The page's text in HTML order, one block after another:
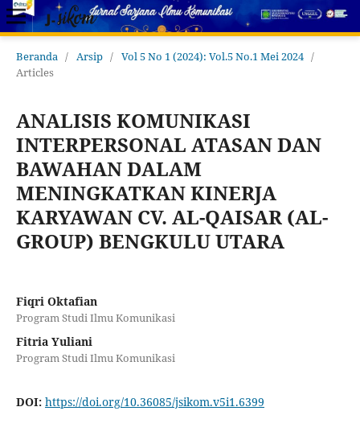
Beranda / Arsip / Vol 5 No 1 (2024): Vol.5 No.1 Mei 2024 /
Articles
ANALISIS KOMUNIKASI
INTERPERSONAL ATASAN DAN
BAWAHAN DALAM
MENINGKATKAN KINERJA
KARYAWAN CV. AL-QAISAR (AL-
GROUP) BENGKULU UTARA
Fiqri Oktafian
Program Studi Ilmu Komunikasi
Fitria Yuliani
Program Studi Ilmu Komunikasi
DOI: https://doi.org/10.36085/jsikom.v5i1.6399